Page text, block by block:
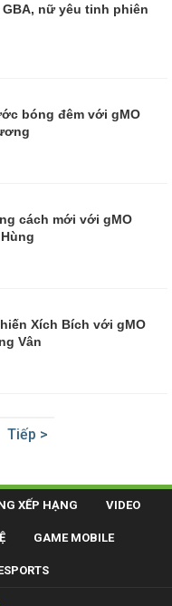
GBA, nữ yêu tinh phiên
bóng đêm với gMO
cách mới với gMO
Xích Bích với gMO
Vân
Tiếp >
XẾP HẠNG VIDEO
GAME MOBILE